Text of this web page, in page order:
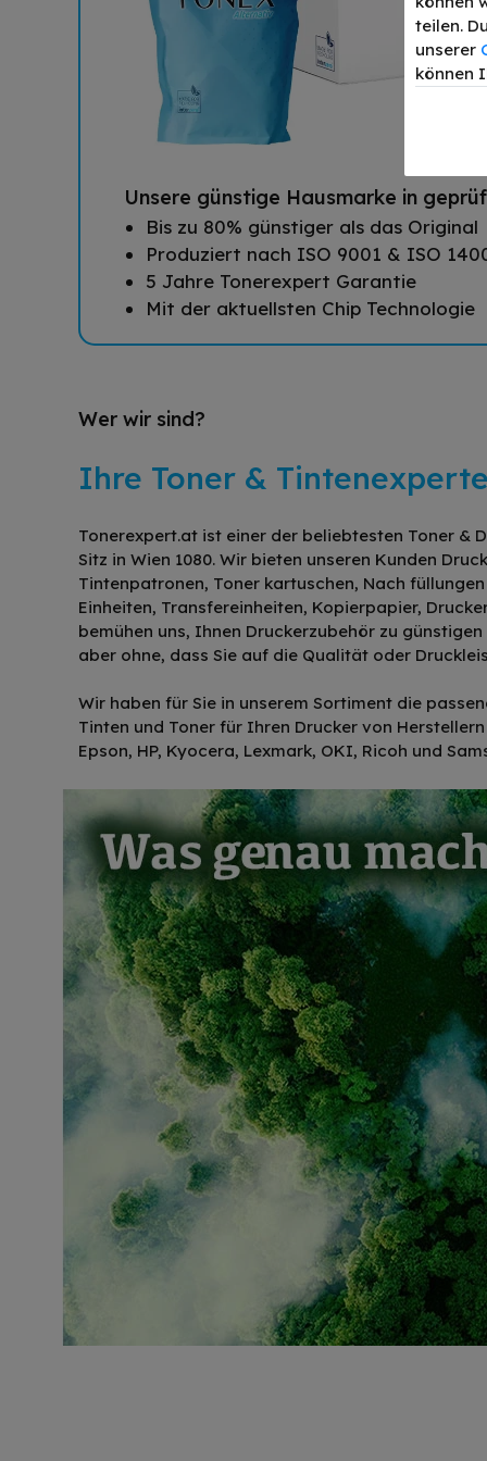
Unsere günstige Hausmarke in
Bis zu 80% günstiger als das Original
Produziert nach ISO 9001 & ISO
5 Jahre Tonerexpert Garantie
Mit der aktuellsten Chip Technologie
Wer wir sind?
Ihre Toner &
Tonerexpert.at ist einer der beliebtesten Toner &
Sitz in Wien 1080. Wir bieten unseren Kunden
Tintenpatronen, Toner kartuschen, Nach
Einheiten, Transfereinheiten, Kopierpapier,
bemühen uns, Ihnen Druckerzubehör zu
aber ohne, dass Sie auf die Qualität oder
Wir haben für Sie in unserem Sortiment die
Tinten und Toner für Ihren Drucker von
Epson, HP, Kyocera, Lexmark, OKI, Ricoh und
teilen.
unserer
können